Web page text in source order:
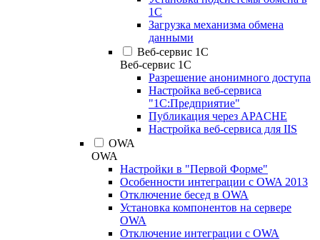
1С
Загрузка механизма обмена
данными
Веб-сервис 1С
Веб-сервис 1С
Разрешение анонимного доступа
Настройка веб-сервиса
"1С:Предприятие"
Публикация через APACHE
Настройка веб-сервиса для IIS
OWA
OWA
Настройки в "Первой Форме"
Особенности интеграции с OWA 2013
Отключение бесед в OWA
Установка компонентов на сервере
OWA
Отключение интеграции с OWA